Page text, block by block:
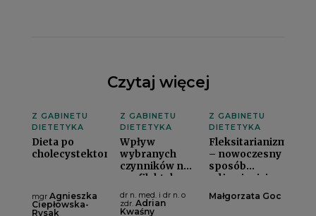
Czytaj więcej
Z GABINETU
DIETETYKA
Dieta po
cholecystektomiii
mgr Agnieszka
Ciepłowska-
Rysak
Z GABINETU
DIETETYKA
Wpływ
wybranych
czynników na
profilaktykę
osteoporozyi
dr n. med. i dr n. o
zdr.Adrian
Kwaśny
Z GABINETU
DIETETYKA
Fleksitarianizm
– nowoczesny
sposób
odżywianiai
Małgorzata Goc